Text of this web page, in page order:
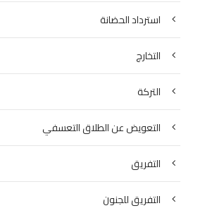
استرداد الحضانة
التخارج
التركة
التعويض عن الطلاق التعسفي
التفريق
التفريق للجنون